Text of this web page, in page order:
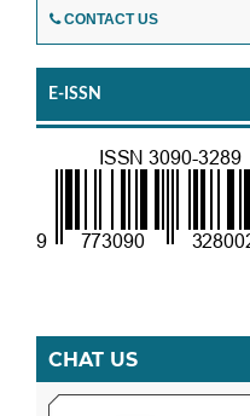
CONTACT US
E-ISSN
CHAT US